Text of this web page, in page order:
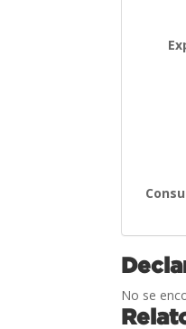
No se